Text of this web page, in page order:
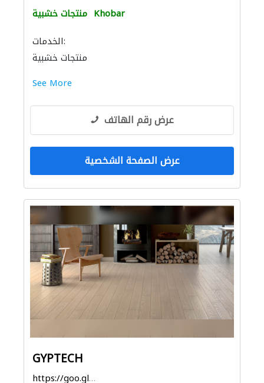
منتجات خشبية Khobar
الخدمات:
منتجات خشبية
See More
عرض رقم الهاتف
عرض الصفحة الشخصية
GYPTECH
https://goo.gl/maps/4iQTkmKKNLqeZifF6